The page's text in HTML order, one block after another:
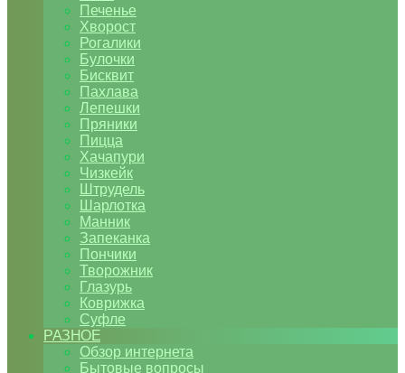
Печенье
Хворост
Рогалики
Булочки
Бисквит
Пахлава
Лепешки
Пряники
Пицца
Хачапури
Чизкейк
Штрудель
Шарлотка
Манник
Запеканка
Пончики
Творожник
Глазурь
Коврижка
Суфле
РАЗНОЕ
Обзор интернета
Бытовые вопросы